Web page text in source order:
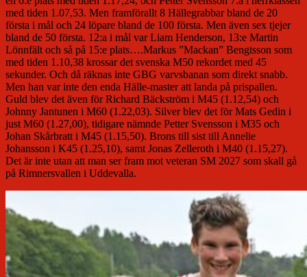
med tiden 1.07,53. Men framförallt 8 Hällegrabbar bland de 20
första i mål och 24 löpare bland de 100 första. Men även sex tjejer
bland de 50 första. 12:a i mål var Liam Henderson, 13:e Martin
Lönnfält och så på 15:e plats….Markus ”Mackan” Bengtsson som
med tiden 1.10,38 krossar det svenska M50 rekordet med 45
sekunder. Och då räknas inte GBG varvsbanan som direkt snabb.
Men han var inte den enda Hälle-master att landa på prispallen.
Guld blev det även för Richard Bäckström i M45 (1.12,54) och
Johnny Jantunen i M60 (1.22,03). Silver blev det för Mats Gedin i
just M60 (1.27,00), tidigare nämnde Petter Svensson i M35 och
Johan Skårbratt i M45 (1.15,50). Brons till sist till Annelie
Johansson i K45 (1.25,10), samt Jonas Zelleroth i M40 (1.15,27).
Det är inte utan att man ser fram mot veteran SM 2027 som skall gå
på Rimnersvallen i Uddevalla.